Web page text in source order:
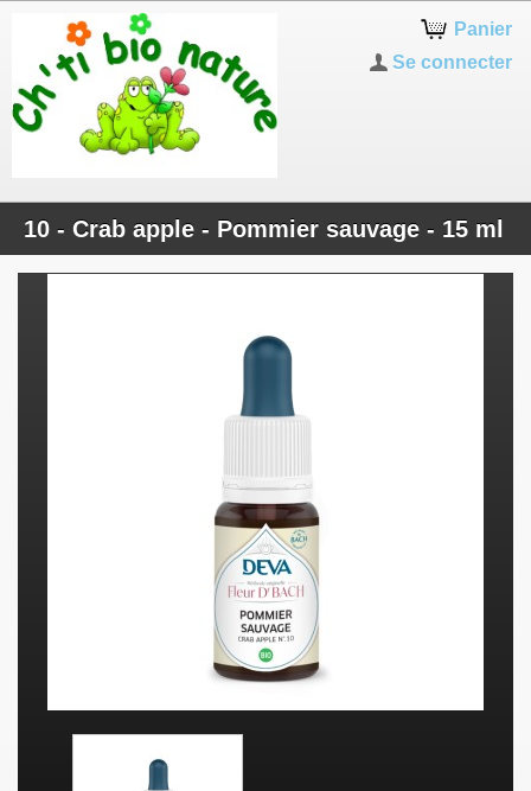
Panier
Se connecter
10 - Crab apple - Pommier sauvage - 15 ml